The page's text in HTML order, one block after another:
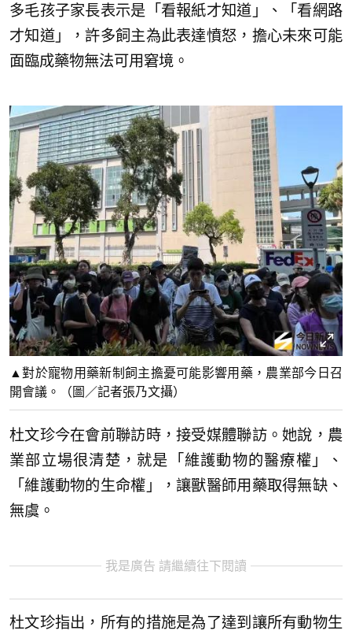
多毛孩子家長表示是「看報紙才知道」、「看網路
才知道」，許多飼主為此表達憤怒，擔心未來可能
面臨成藥物無法可用窘境。
▲對於寵物用藥新制飼主擔憂可能影響用藥，農業部今日召
開會議。（圖／記者張乃文攝）
杜文珍今在會前聯訪時，接受媒體聯訪。她說，農
業部立場很清楚，就是「維護動物的醫療權」、
「維護動物的生命權」，讓獸醫師用藥取得無缺、
無虞。
我是廣告 請繼續往下閱讀
杜文珍指出，所有的措施是為了達到讓所有動物生